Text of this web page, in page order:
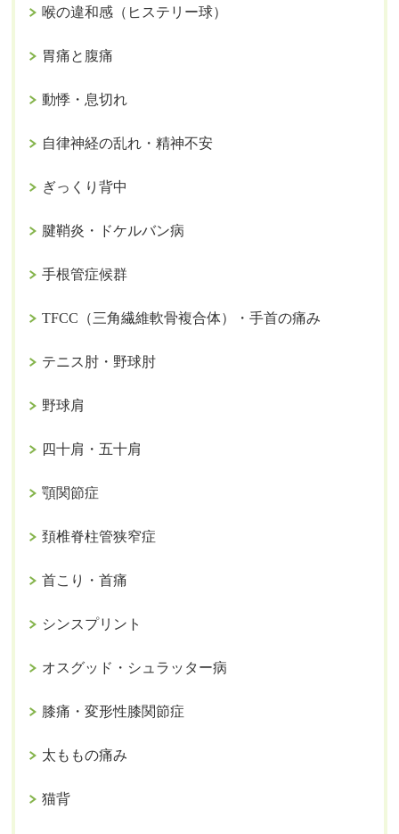
喉の違和感（ヒステリー球）
胃痛と腹痛
動悸・息切れ
自律神経の乱れ・精神不安
ぎっくり背中
腱鞘炎・ドケルバン病
手根管症候群
TFCC（三角繊維軟骨複合体）・手首の痛み
テニス肘・野球肘
野球肩
四十肩・五十肩
顎関節症
頚椎脊柱管狭窄症
首こり・首痛
シンスプリント
オスグッド・シュラッター病
膝痛・変形性膝関節症
太ももの痛み
猫背